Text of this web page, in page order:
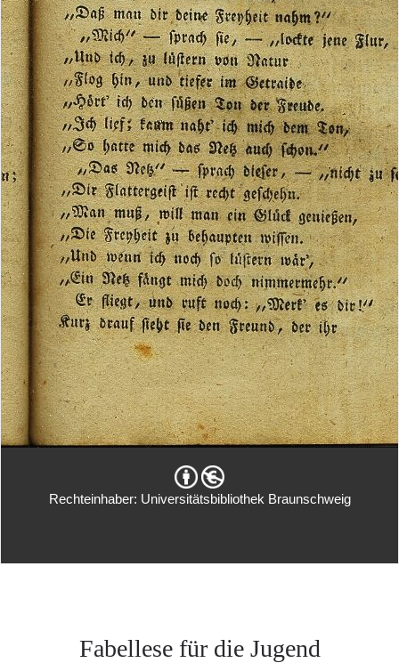
Rechteinhaber: Universitätsbibliothek Braunschweig
Fabellese für die Jugend